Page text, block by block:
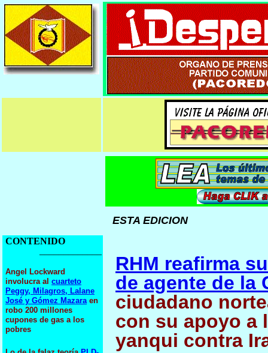
ESTA EDICION
CONTENIDO
Angel Lockward
involucra al cuarteto
Peggy, Milagros, Lalane
José y Gómez Mazaraen
robo 200 millones
cupones de gas a los
pobres
RHM reafirma
de agente de la
ciudadano
con su apoyo a
yanqui contra